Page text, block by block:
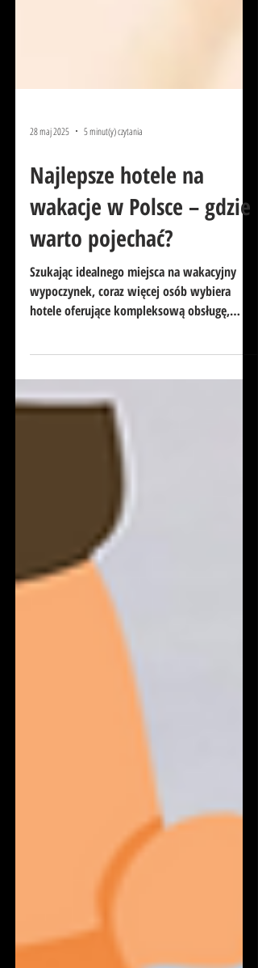
28 maj 2025 5 minut(y) czytania
Najlepsze hotele na
wakacje w Polsce – gdzie
warto pojechać?
Szukając idealnego miejsca na wakacyjny
hotele oferujące kompleksową obsługę,